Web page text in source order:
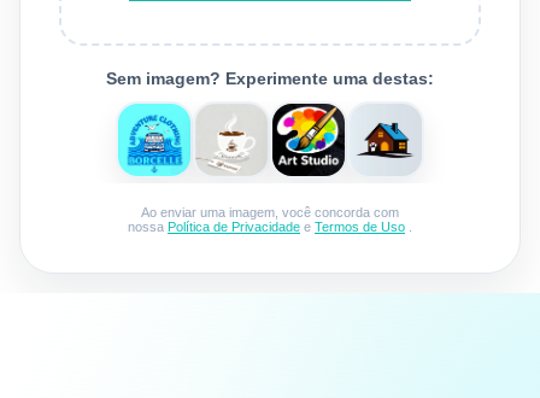
Sem imagem? Experimente uma destas:
Ao enviar uma imagem, você concorda com
nossa Política de Privacidade e Termos de Uso